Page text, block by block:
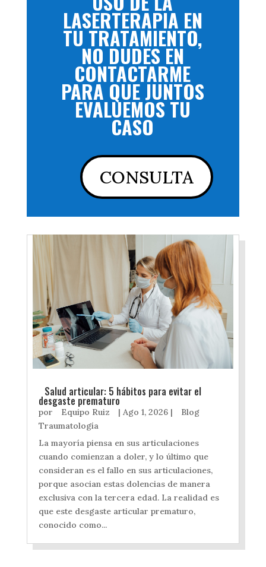
LASERTERAPIA EN
TU TRATAMIENTO,
NO DUDES EN
CONTACTARME
PARA QUE JUNTOS
EVALUEMOS TU
CASO
CONSULTA
Salud articular: 5 hábitos para evitar el
desgaste prematuro
por Equipo Ruiz | Ago 1, 2026|
Blog
Traumatología
La mayoría piensa en sus articulaciones
cuando comienzan a doler, y lo último que
consideran es el fallo en sus articulaciones,
porque asocian estas dolencias de manera
exclusiva con la tercera edad. La realidad es
que este desgaste articular prematuro,
conocido como...